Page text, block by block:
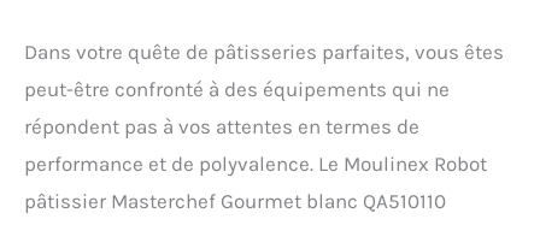
Dans votre quête de pâtisseries parfaites, vous êtes
peut-être confronté à des équipements qui ne
répondent pas à vos attentes en termes de
performance et de polyvalence. Le Moulinex Robot
pâtissier Masterchef Gourmet blanc QA510110